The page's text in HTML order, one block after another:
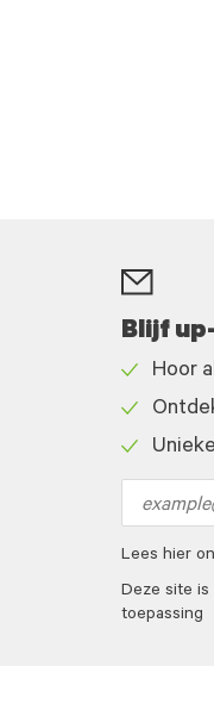
Blijf
icon
Hoor
icon
address
Lees hier
Deze site
toepassing